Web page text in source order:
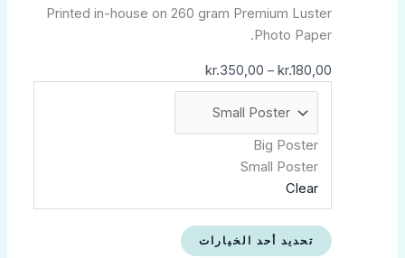
Printed in-house on 260 gram Premium Luster
Photo Paper.
kr.180,00
–
kr.350,00
Big Poster
Small Poster
Clear
تحديد أحد الخيارات
صفحة